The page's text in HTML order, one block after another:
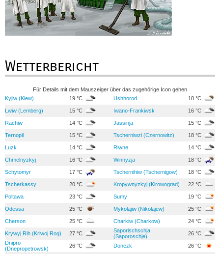
Wetterbericht
Für Details mit dem Mauszeiger über das zugehörige Icon gehen
Kyjiw (Kiew)
19 °C Ushhorod 18 °C
Lwiw (Lemberg) 15 °C Iwano-Frankiwsk 16 °C
Rachiw 14 °C Jassinja 15 °C
Ternopil 15 °C Tscherniwzi (Czernowitz) 18 °C
Luzk 14 °C Riwne 14 °C
Chmelnyzkyj 16 °C Winnyzja 18 °C
Schytomyr 17 °C Tschernihiw (Tschernigow) 18 °C
Tscherkassy 20 °C Kropywnyzkyj (Kirowograd) 22 °C
Poltawa 23 °C Sumy 19 °C
Odessa 25 °C Mykolajiw (Nikolajew) 25 °C
Cherson 25 °C Charkiw (Charkow) 24 °C
Krywyj Rih (Kriwoj Rog) 27 °C
Saporischschja
(Saporoschje)
26 °C
Dnipro
(Dnepropetrowsk)
26 °C Donezk 26 °C